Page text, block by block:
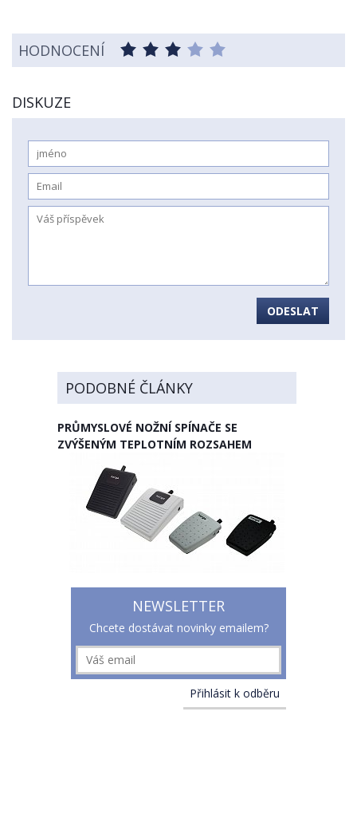
HODNOCENÍ
DISKUZE
ODESLAT
PODOBNÉ ČLÁNKY
PRŮMYSLOVÉ NOŽNÍ SPÍNAČE SE
ZVÝŠENÝM TEPLOTNÍM ROZSAHEM
NEWSLETTER
Chcete dostávat novinky emailem?